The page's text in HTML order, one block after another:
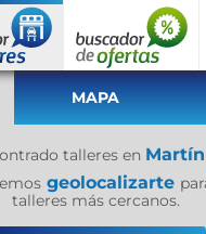
MAPA
talleres en
geolocalizarte
talleres más cercanos.